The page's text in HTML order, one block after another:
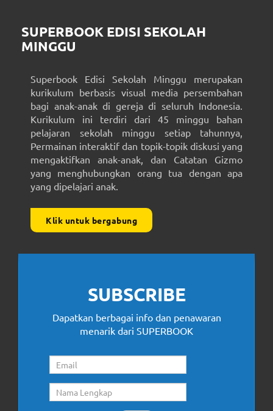
SUPERBOOK EDISI SEKOLAH
MINGGU
Superbook Edisi Sekolah Minggu merupakan
kurikulum berbasis visual media persembahan
bagi anak-anak di gereja di seluruh Indonesia.
Kurikulum ini terdiri dari 45 minggu bahan
pelajaran sekolah minggu setiap tahunnya,
Permainan interaktif dan topik-topik diskusi yang
mengaktifkan anak-anak, dan Catatan Gizmo
yang menghubungkan orang tua dengan apa
yang dipelajari anak.
Klik untuk bergabung
SUBSCRIBE
Dapatkan berbagai info dan penawaran
menarik dari SUPERBOOK